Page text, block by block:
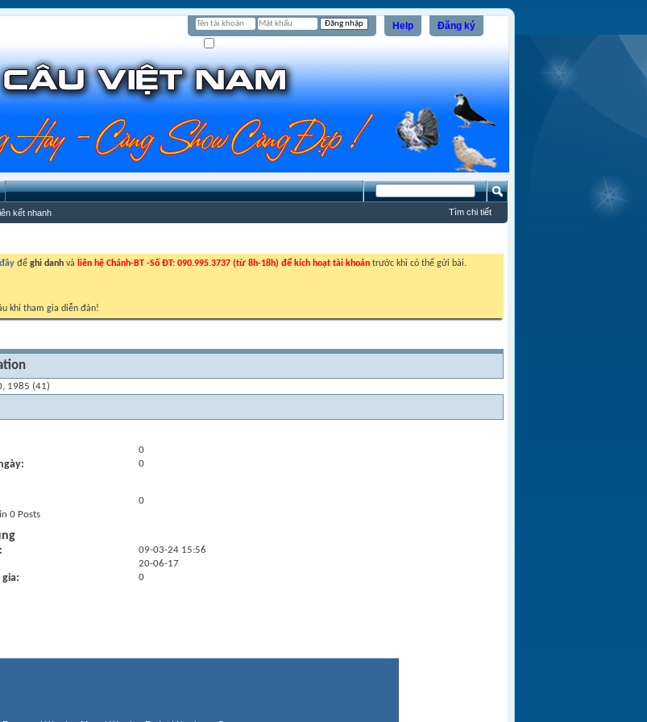
Đăng ký
Help
kết nhanh Tìm chi tiết
để ghi danh và liên hệ Chánh-BT -Số ĐT: 090.995.3737 (từ 8h-18h) để kích hoạt tài khoản trước khi có thể gửi bài.
khi tham gia diễn đàn!
1985 (41)
0
0
0
0 Posts
09-03-24 15:56
20-06-17
0